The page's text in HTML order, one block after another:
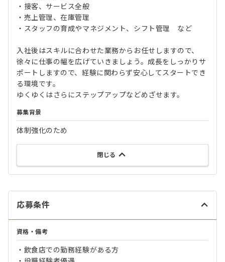
・接客、サービス全般
・売上管理、在庫管理
・スタッフの育成やマネジメント、シフト管理 など
入社後はスキルに合わせた業務からお任せしますので、
徐々に仕事の幅を広げていきましょう。成長をしっかりサ
ポートしますので、経験に関わらず安心してスタートでき
る環境です。
ゆくゆくはさらにステップアップなどめざせます。
募集背景
体制強化のため
閉じる
応募条件
資格・備考
・飲食店での勤務経験がある方